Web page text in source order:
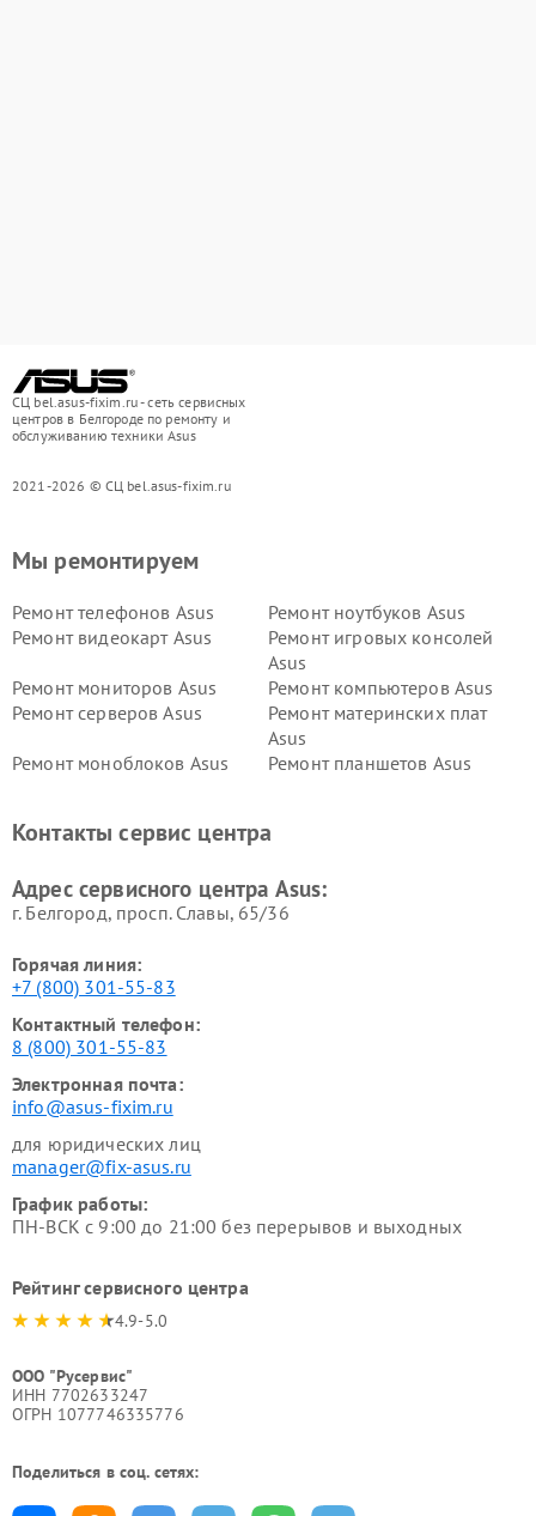
СЦ bel.asus-fixim.ru - сеть сервисных
центров в Белгороде по ремонту и
обслуживанию техники Asus
2021-2026 © СЦ bel.asus-fixim.ru
Мы ремонтируем
Ремонт телефонов Asus
Ремонт ноутбуков Asus
Ремонт видеокарт Asus
Ремонт игровых консолей
Asus
Ремонт мониторов Asus
Ремонт компьютеров Asus
Ремонт серверов Asus
Ремонт материнских плат
Asus
Ремонт моноблоков Asus
Ремонт планшетов Asus
Контакты сервис центра
Адрес сервисного центра Asus:
г. Белгород, просп. Славы, 65/36
Горячая линия:
+7 (800) 301-55-83
Контактный телефон:
8 (800) 301-55-83
Электронная почта:
info@asus-fixim.ru
для юридических лиц
manager@fix-asus.ru
График работы:
ПН-ВСК с 9:00 до 21:00 без перерывов и выходных
Рейтинг сервисного центра
4.9-5.0
ООО "Русервис"
ИНН 7702633247
ОГРН 1077746335776
Поделиться в соц. сетях: